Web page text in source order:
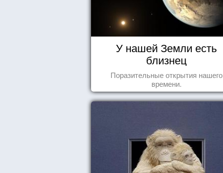
У нашей Земли есть
близнец
Поразительные открытия нашего
времени.